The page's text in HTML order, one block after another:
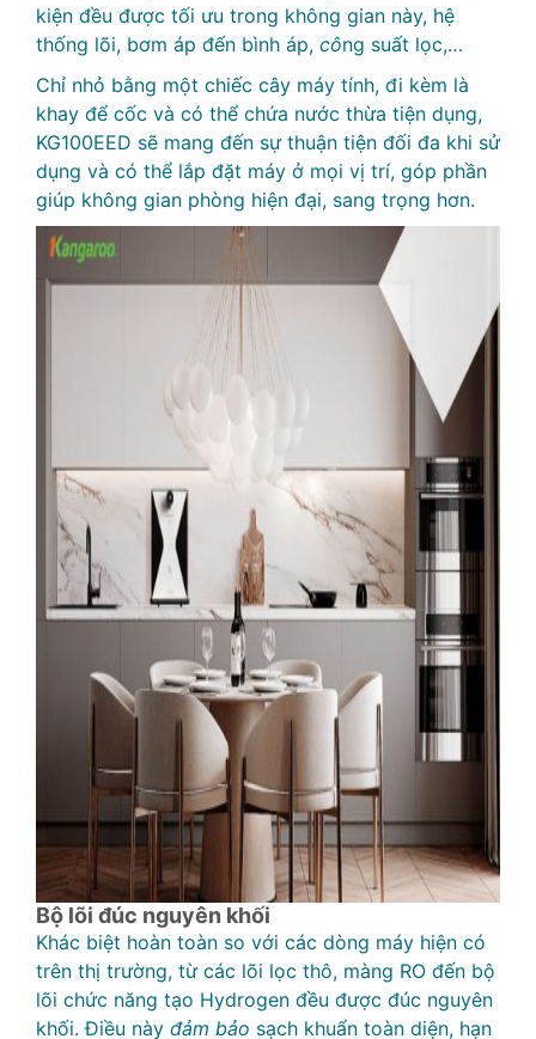
kiện đều được tối ưu trong không gian này, hệ
thống lõi, bơm áp đến bình áp, công suất lọc,…
Chỉ nhỏ bằng một chiếc cây máy tính, đi kèm là
khay để cốc và có thể chứa nước thừa tiện dụng,
KG100EED sẽ mang đến sự thuận tiện đối đa khi sử
dụng và có thể lắp đặt máy ở mọi vị trí, góp phần
giúp không gian phòng hiện đại, sang trọng hơn.
Bộ lõi đúc nguyên khối
Khác biệt hoàn toàn so với các dòng máy hiện có
trên thị trường, từ các lõi lọc thô, màng RO đến bộ
lõi chức năng tạo Hydrogen đều được đúc nguyên
khối. Điều này đảm bảo sạch khuẩn toàn diện, hạn